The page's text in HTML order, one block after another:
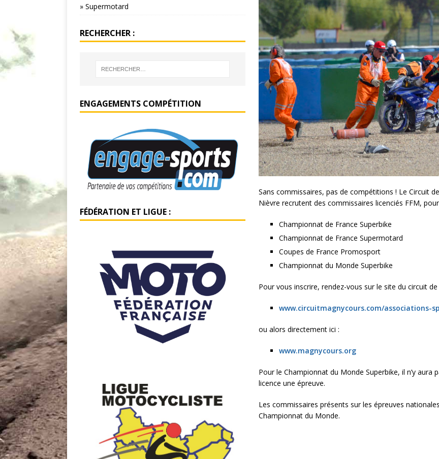
Sans commissaires, pas de compétitions ! Le Circuit
Nièvre recrutent des commissaires licenciés FFM,
Championnat de France Superbike
Championnat de France Supermotard
Coupes de France Promosport
Championnat du Monde Superbike
Pour vous inscrire, rendez-vous sur le site du circuit
www.circuitmagnycours.com/associations-
ou alors directement ici :
www.magnycours.org
Pour le Championnat du Monde Superbike, il n’y
licence une épreuve.
Les commissaires présents sur les épreuves
Championnat du Monde.
» Supermotard
RECHERCHER :
ENGAGEMENTS COMPÉTITION
FÉDÉRATION ET LIGUE :